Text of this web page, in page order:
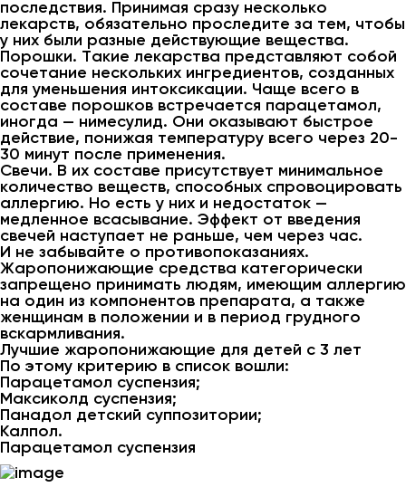
последствия. Принимая сразу несколько
лекарств, обязательно проследите за тем, чтобы
у них были разные действующие вещества.
Порошки. Такие лекарства представляют собой
сочетание нескольких ингредиентов, созданных
для уменьшения интоксикации. Чаще всего в
составе порошков встречается парацетамол,
иногда — нимесулид. Они оказывают быстрое
действие, понижая температуру всего через 20-
30 минут после применения.
Свечи. В их составе присутствует минимальное
количество веществ, способных спровоцировать
аллергию. Но есть у них и недостаток —
медленное всасывание. Эффект от введения
свечей наступает не раньше, чем через час.
И не забывайте о противопоказаниях.
Жаропонижающие средства категорически
запрещено принимать людям, имеющим аллергию
на один из компонентов препарата, а также
женщинам в положении и в период грудного
вскармливания.
Лучшие жаропонижающие для детей с 3 лет
По этому критерию в список вошли:
Парацетамол суспензия;
Максиколд суспензия;
Панадол детский суппозитории;
Калпол.
Парацетамол суспензия